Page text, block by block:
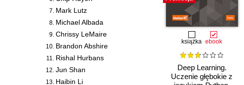
Mark Lutz
Michael Albada
Chrissy LeMaire
Brandon Abshire
Rishal Hurbans
Jun Shan
Haibin Li
książka ebook
Deep Learning.
Uczenie głębokie z